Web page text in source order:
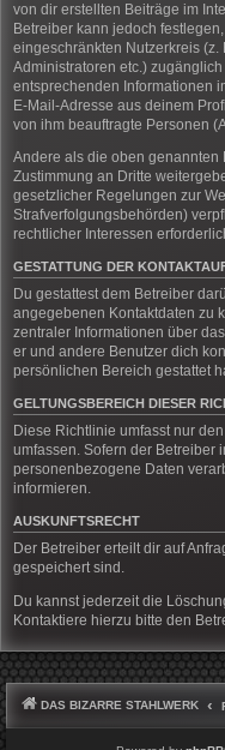
von dir erstellten Beiträge im
Betreiber kann jedoch
eingeschränkten Nutzerkreis (z.
Administratoren etc.)
entsprechenden Informationen
E-Mail-Adresse aus deinem
von ihm beauftragte Personen
Andere als die oben genannten
Zustimmung an Dritte
gesetzlicher Regelungen zur
Strafverfolgungsbehörden)
rechtlicher Interessen
GESTATTUNG DER
Du gestattest dem Betreiber
angegebenen Kontaktdaten zu
zentraler Informationen über
er und andere Benutzer dich
persönlichen Bereich gestattet
GELTUNGSBEREICH DIESER
Diese Richtlinie umfasst nur
umfassen. Sofern der Betreiber
personenbezogene Daten
informieren.
AUSKUNFTSRECHT
Der Betreiber erteilt dir auf
gespeichert sind.
Du kannst jederzeit die
Kontaktiere hierzu bitte den
DAS BIZARRE STAHLWERK